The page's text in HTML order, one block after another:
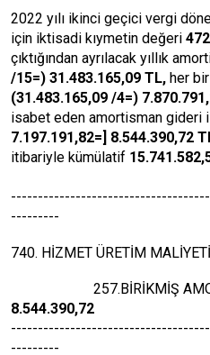
2022 yılı ikinci geçici vergi
için iktisadi kıymetin değeri
çıktığından ayrılacak yıllık
/15=) 31.483.165,09 TL, her
(31.483.165,09 /4=)
isabet eden amortisman gideri
7.197.191,82=] 8.544.390,72
itibariyle kümülatif
---------
740. HİZMET ÜRETİM
257.BİRİKMİŞ
8.544.390,72
---------